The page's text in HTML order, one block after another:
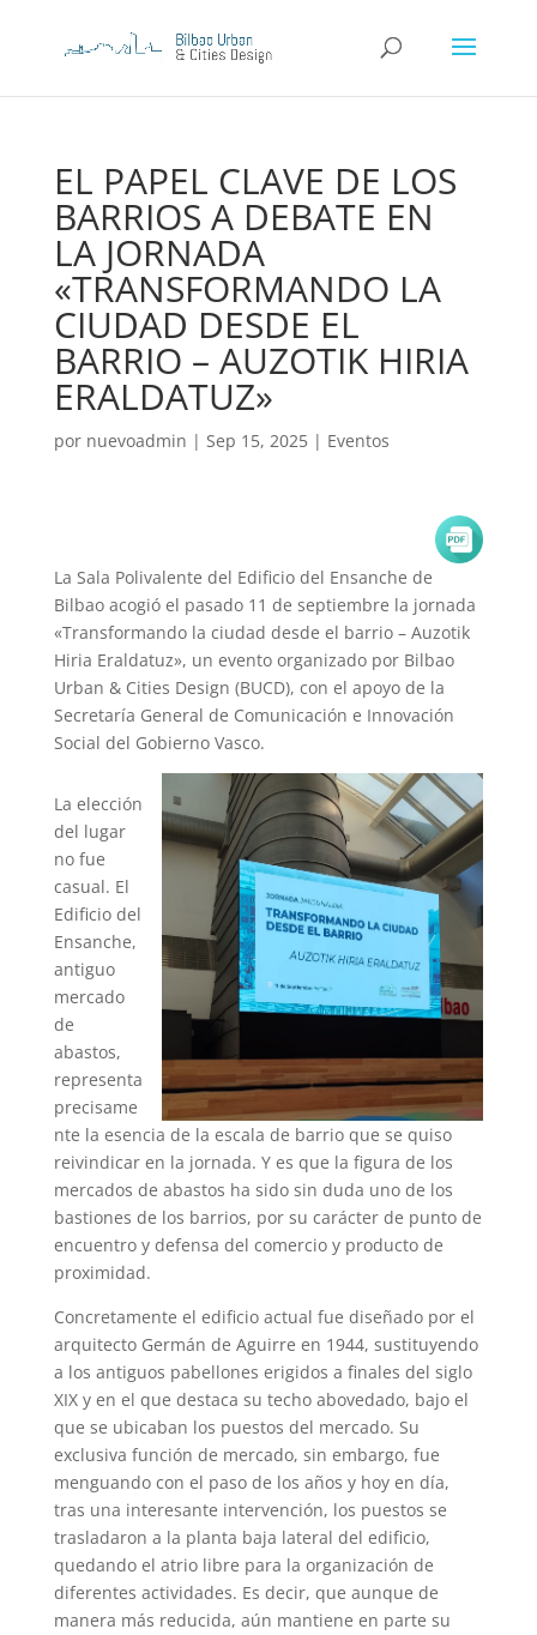
EL PAPEL CLAVE DE LOS
BARRIOS A DEBATE EN
LA JORNADA
«TRANSFORMANDO LA
CIUDAD DESDE EL
BARRIO – AUZOTIK HIRIA
ERALDATUZ»
por nuevoadmin | Sep 15, 2025| Eventos
La Sala Polivalente del Edificio del Ensanche de
Bilbao acogió el pasado 11 de septiembre la jornada
«Transformando la ciudad desde el barrio – Auzotik
Hiria Eraldatuz», un evento organizado por Bilbao
Urban & Cities Design (BUCD), con el apoyo de la
Secretaría General de Comunicación e Innovación
Social del Gobierno Vasco.
La elección
del lugar
no fue
casual. El
Edificio del
Ensanche,
antiguo
mercado
de
abastos,
representa
precisame
nte la esencia de la escala de barrio que se quiso
reivindicar en la jornada. Y es que la figura de los
mercados de abastos ha sido sin duda uno de los
bastiones de los barrios, por su carácter de punto de
encuentro y defensa del comercio y producto de
proximidad.
Concretamente el edificio actual fue diseñado por el
arquitecto Germán de Aguirre en 1944, sustituyendo
a los antiguos pabellones erigidos a finales del siglo
XIX y en el que destaca su techo abovedado, bajo el
que se ubicaban los puestos del mercado. Su
exclusiva función de mercado, sin embargo, fue
menguando con el paso de los años y hoy en día,
tras una interesante intervención, los puestos se
trasladaron a la planta baja lateral del edificio,
quedando el atrio libre para la organización de
diferentes actividades. Es decir, que aunque de
manera más reducida, aún mantiene en parte su